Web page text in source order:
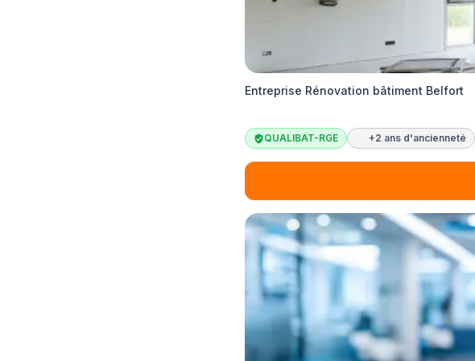
Entreprise Rénovation bâtiment Belfort
QUALIBAT-RGE +2 ans d'ancienneté